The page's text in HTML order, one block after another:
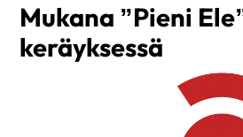
Mukana ”Pieni
keräyksessä